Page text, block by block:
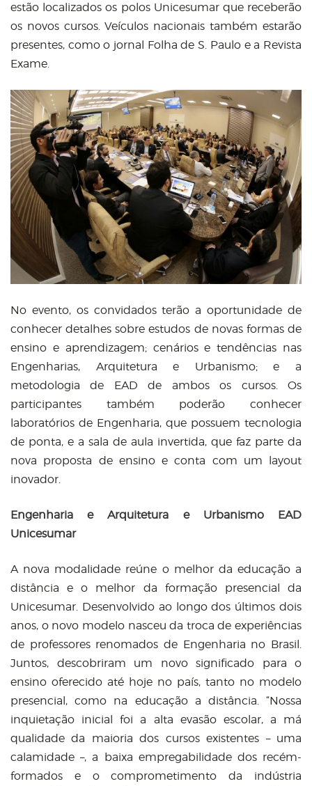
estão localizados os polos Unicesumar que receberão
os novos cursos. Veículos nacionais também estarão
presentes, como o jornal Folha de S. Paulo e a Revista
Exame.
No evento, os convidados terão a oportunidade de
conhecer detalhes sobre estudos de novas formas de
ensino e aprendizagem; cenários e tendências nas
Engenharias, Arquitetura e Urbanismo; e a
metodologia de EAD de ambos os cursos. Os
participantes também poderão conhecer
laboratórios de Engenharia, que possuem tecnologia
de ponta, e a sala de aula invertida, que faz parte da
nova proposta de ensino e conta com um layout
inovador.
Engenharia e Arquitetura e Urbanismo EAD
Unicesumar
A nova modalidade reúne o melhor da educação a
distância e o melhor da formação presencial da
Unicesumar. Desenvolvido ao longo dos últimos dois
anos, o novo modelo nasceu da troca de experiências
de professores renomados de Engenharia no Brasil.
Juntos, descobriram um novo significado para o
ensino oferecido até hoje no país, tanto no modelo
presencial, como na educação a distância. “Nossa
inquietação inicial foi a alta evasão escolar, a má
qualidade da maioria dos cursos existentes – uma
calamidade –, a baixa empregabilidade dos recém-
formados e o comprometimento da indústria